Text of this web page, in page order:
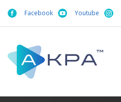
Facebook Youtube